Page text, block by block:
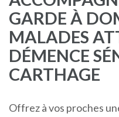
GARDE À
MALADES
DÉMENCE
CARTHAGE
Offrez à vos proches